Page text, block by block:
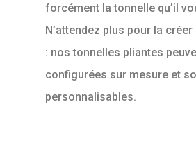
forcément la tonnelle qu’il
N’attendez plus pour la
: nos tonnelles pliantes
configurées sur mesure et
personnalisables.